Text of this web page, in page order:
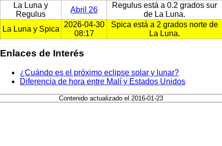
La Luna y
Regulus
Abril 26
Regulus está a 0.2 grados sur
de La Luna.
La Luna y Spica
2026-04-30
08:17
Spica está a 2 grados norte de
La Luna.
Enlaces de Interés
¿Cuándo es el próximo eclipse solar y lunar?
Diferencia de hora entre Malí y Estados Unidos
Contenido actualizado el 2016-01-23